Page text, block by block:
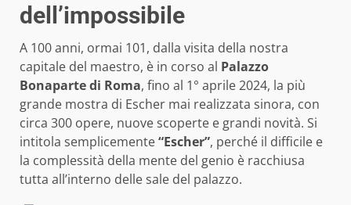
dell’impossibile
A 100 anni, ormai 101, dalla visita della nostra
capitale del maestro, è in corso al Palazzo
Bonaparte di Roma, fino al 1° aprile 2024, la più
grande mostra di Escher mai realizzata sinora, con
circa 300 opere, nuove scoperte e grandi novità. Si
intitola semplicemente“Escher”, perché il difficile e
la complessità della mente del genio è racchiusa
tutta all’interno delle sale del palazzo.